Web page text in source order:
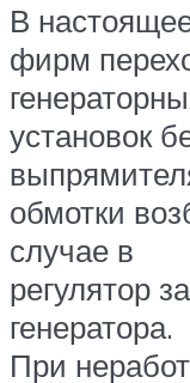
В
фирм
установок
обмотки
случае в
регулятор
генератора.
При